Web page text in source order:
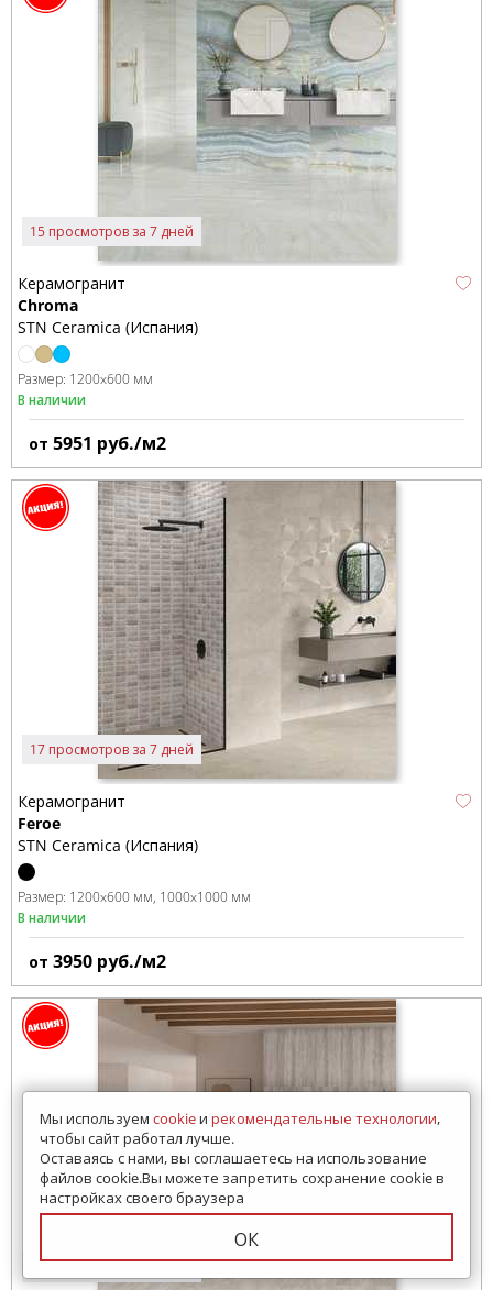
15 просмотров за 7 дней
Керамогранит
Chroma
STN Ceramica (Испания)
Размер: 1200x600 мм
В наличии
от 5951 руб./м2
17 просмотров за 7 дней
Керамогранит
Feroe
STN Ceramica (Испания)
Размер: 1200x600 мм 1000x1000 мм
В наличии
от 3950 руб./м2
18 просмотров за 7 дней
Мы используем cookieи рекомендательные технологии,
чтобы сайт работал лучше.
Оставаясь с нами, вы соглашаетесь на использование
файлов cookie.Вы можете запретить сохранение cookie в
настройках своего браузера
ОК